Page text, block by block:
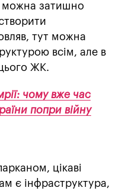
можна затишно
тут можна
всім, але в
ЖК.
чому вже час
попри війну
цікаві
є інфраструктура,